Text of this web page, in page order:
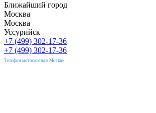
Ближайший город
Москва
Москва
Уссурийск
+7 (499) 302-17-36
+7 (499) 302-17-36
Телефон мотосалона в Москве